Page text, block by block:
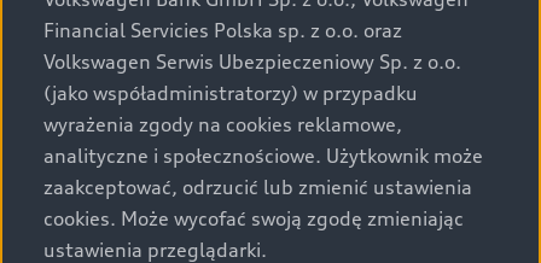
za dopłatą. Wiążące ustalenie ceny, wyposażenia i
specyfikacji pojazdu następują w umowie sprzedaży, a
określenie parametrów technicznych zawiera
świadectwo homologacji typu pojazdu. Zastrzegamy
sobie prawo do zmian i pomyłek. Wszelkie informacje
prezentowane na stronie są aktualne na dzień ich
zamieszczania. W celu uzyskania najnowszych
informacji prosimy kontaktować się z Partnerem Marki
Audi.
Financial Servicies Polska sp. z o.o. oraz
Volkswagen Serwis Ubezpieczeniowy Sp. z o.o.
(jako współadministratorzy) w przypadku
wyrażenia zgody na cookies reklamowe,
analityczne i społecznościowe. Użytkownik może
zaakceptować, odrzucić lub zmienić ustawienia
cookies. Może wycofać swoją zgodę zmieniając
ustawienia przeglądarki.